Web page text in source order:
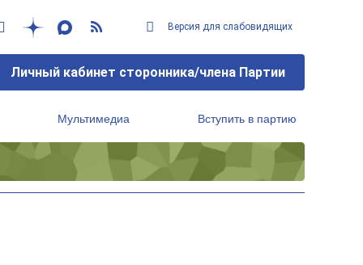
Версия для слабовидящих
Личный кабинет сторонника/члена Партии
Мультимедиа Вступить в партию